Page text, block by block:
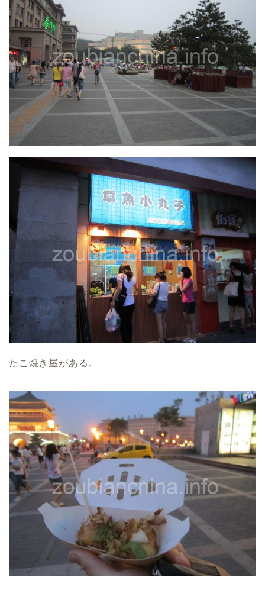
たこ焼き屋がある。